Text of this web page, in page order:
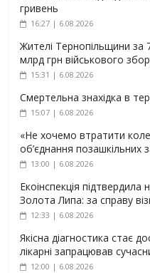
гривень
16:27 | 6.08.2026
Жителі Тернопільщини за
млрд грн військового
15:31 | 6.08.2026
Смертельна знахідка в
15:07 | 6.08.2026
«Не хочемо втратити
об’єднання позашкільних
13:00 | 6.08.2026
Екоінспекція підтвердила
Золота Липа: за справу
12:33 | 6.08.2026
Якісна діагностика стає
лікарні запрацював
12:00 | 6.08.2026